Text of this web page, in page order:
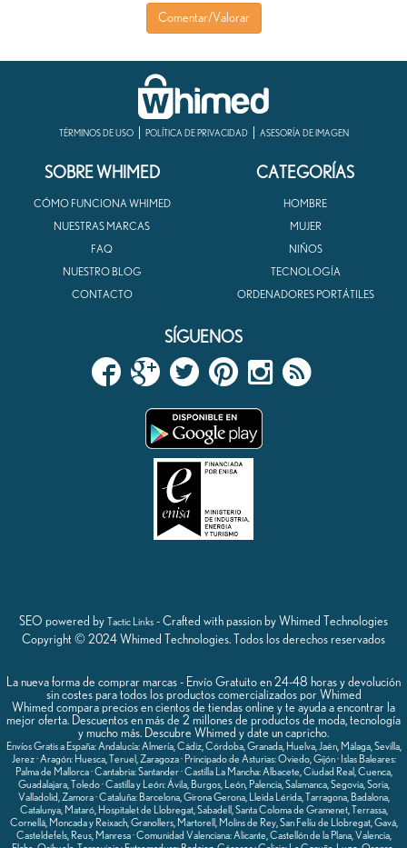
Comentar/Valorar
TÉRMINOS DE USO POLÍTICA DE PRIVACIDAD ASESORÍA DE IMAGEN
SOBRE WHIMED
CÓMO FUNCIONA WHIMED
NUESTRAS MARCAS
FAQ
NUESTRO BLOG
CONTACTO
CATEGORÍAS
HOMBRE
MUJER
NIÑOS
TECNOLOGÍA
ORDENADORES PORTÁTILES
SÍGUENOS
SEO powered by Tactic Links - Crafted with passion by Whimed Technologies
Copyright © 2024 Whimed Technologies. Todos los derechos reservados
La nueva forma de comprar marcas - Envío Gratuito en 24-48 horas y devolución
sin costes para todos los productos comercializados por Whimed
Whimed compara precios en cientos de tiendas online y te ayuda a encontrar la
mejor oferta. Descuentos en más de 2 millones de productos de moda, tecnología
y mucho más. Descubre Whimed y date un capricho.
Envíos Gratis a España: Andalucía: Almería, Cádiz, Córdoba, Granada, Huelva, Jaén, Málaga, Sevilla,
Jerez · Aragón: Huesca, Teruel, Zaragoza · Principado de Asturias: Oviedo, Gijón · Islas Baleares:
Palma de Mallorca · Cantabria: Santander · Castilla La Mancha: Albacete, Ciudad Real, Cuenca,
Guadalajara, Toledo · Castilla y León: Ávila, Burgos, León, Palencia, Salamanca, Segovia, Soria,
Valladolid, Zamora · Cataluña: Barcelona, Girona Gerona, Lleida Lérida, Tarragona, Badalona,
Catalunya, Mataró, Hospitalet de Llobregat, Sabadell, Santa Coloma de Gramenet, Terrassa,
Cornellá, Moncada y Reixach, Granollers, Martorell, Molins de Rey, San Felíu de Llobregat, Gavá,
Casteldefels, Reus, Manresa · Comunidad Valenciana: Alicante, Castellón de la Plana, Valencia,